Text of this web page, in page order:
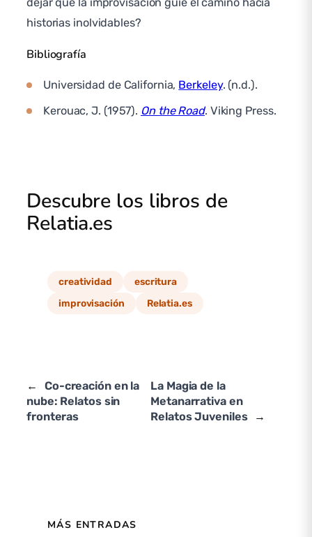
historias inolvidables?
Bibliografía
Universidad de California, Berkeley. (n.d.).
Kerouac, J. (1957). On the Road. Viking Press.
Descubre los libros de
Relatia.es
creatividad
escritura
improvisación
Relatia.es
←
Co-creación en la
nube: Relatos sin
fronteras
La Magia de la
Metanarrativa en
Relatos Juveniles
→
MÁS ENTRADAS